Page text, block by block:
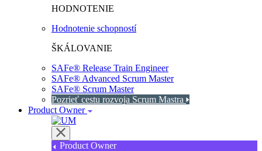
HODNOTENIE
Hodnotenie schopností
ŠKÁLOVANIE
SAFe® Release Train Engineer
SAFe® Advanced Scrum Master
SAFe® Scrum Master
Pozrieť cestu rozvoja Scrum Mastra
Product Owner
Product Owner